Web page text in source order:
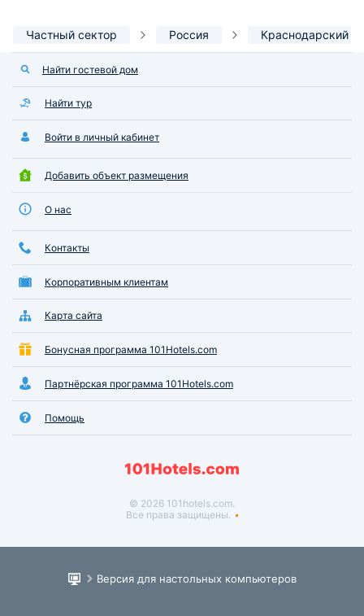
Частный сектор Россия Краснодарский
Найти гостевой дом
Найти тур
Войти в личный кабинет
Добавить объект размещения
О нас
Контакты
Корпоративным клиентам
Карта сайта
Бонусная программа 101Hotels.com
Партнёрская программа 101Hotels.com
Помощь
© 2026 101hotels.com.
Все права защищены.
Версия для настольных компьютеров